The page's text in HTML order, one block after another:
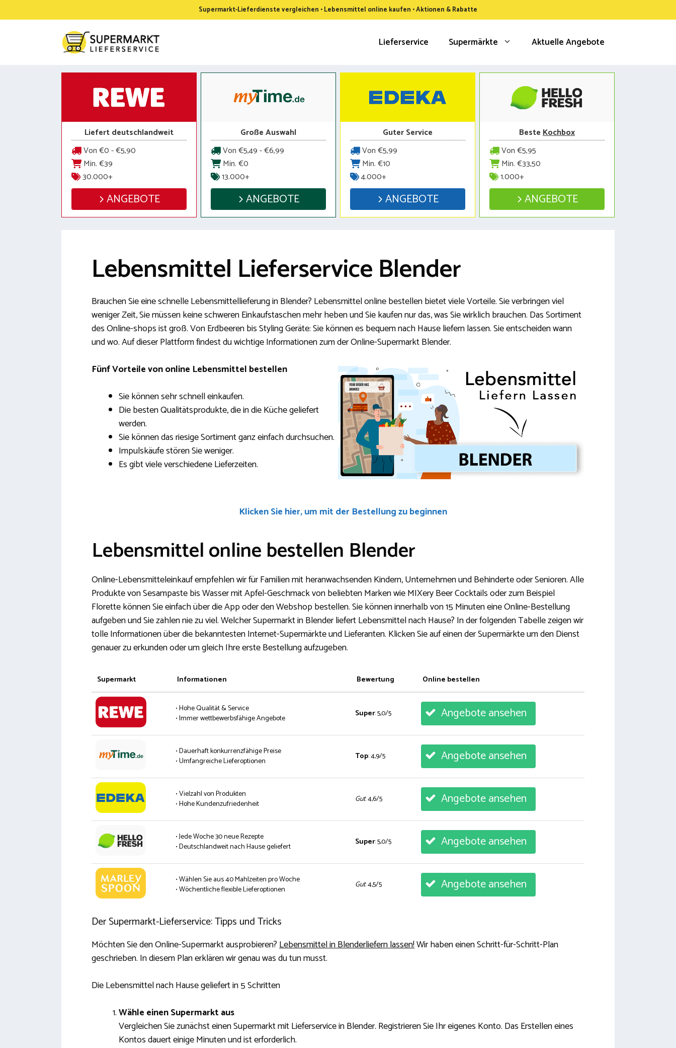
Inhalt
Supermarkt-Lieferdienste vergleichen • Lebensmittel online kaufen • Aktionen & Rabatte
Lieferservice Supermärkte Aktuelle Angebote
Liefert deutschlandweit
Von €0 - €5,90
Min. €39
30.000+
ANGEBOTE
Große Auswahl
Von €5,49 - €6,99
Min. €0
13.000+
ANGEBOTE
Guter Service
Von €5,99
Min. €10
4.000+
ANGEBOTE
BesteKochbox
Von €5,95
Min. €33,50
1.000+
ANGEBOTE
Lebensmittel Lieferservice Blender
Brauchen Sie eine schnelle Lebensmittellieferung in Blender? Lebensmittel online bestellen bietet viele Vorteile. Sie verbringen viel
weniger Zeit, Sie müssen keine schweren Einkaufstaschen mehr heben und Sie kaufen nur das, was Sie wirklich brauchen. Das Sortiment
des Online-shops ist groß. Von Erdbeeren bis Styling Geräte: Sie können es bequem nach Hause liefern lassen. Sie entscheiden wann
und wo. Auf dieser Plattform findest du wichtige Informationen zum der Online-Supermarkt Blender.
Fünf Vorteile von online Lebensmittel bestellen
Sie können sehr schnell einkaufen.
Die besten Qualitätsprodukte, die in die Küche geliefert
werden.
Sie können das riesige Sortiment ganz einfach durchsuchen.
Impulskäufe stören Sie weniger.
Es gibt viele verschiedene Lieferzeiten.
Klicken Sie hier, um mit der Bestellung zu beginnen
Lebensmittel online bestellen Blender
Online-Lebensmitteleinkauf empfehlen wir für Familien mit heranwachsenden Kindern, Unternehmen und Behinderte oder Senioren. Alle
Produkte von Sesampaste bis Wasser mit Apfel-Geschmack von beliebten Marken wie MIXery Beer Cocktails oder zum Beispiel
Florette können Sie einfach über die App oder den Webshop bestellen. Sie können innerhalb von 15 Minuten eine Online-Bestellung
aufgeben und Sie zahlen nie zu viel. Welcher Supermarkt in Blender liefert Lebensmittel nach Hause? In der folgenden Tabelle zeigen wir
tolle Informationen über die bekanntesten Internet-Supermärkte und Lieferanten. Klicken Sie auf einen der Supermärkte um den Dienst
genauer zu erkunden oder um gleich Ihre erste Bestellung aufzugeben.
Supermarkt Informationen Bewertung Online bestellen
• Hohe Qualität & Service
• Immer wettbewerbsfähige Angebote
Super: 5,0/5 Angebote ansehen
• Dauerhaft konkurrenzfähige Preise
• Umfangreiche Lieferoptionen
Top: 4,9/5 Angebote ansehen
• Vielzahl von Produkten
• Hohe Kundenzufriedenheit
Gut: 4,6/5 Angebote ansehen
• Jede Woche 30 neue Rezepte
• Deutschlandweit nach Hause geliefert
Super: 5,0/5 Angebote ansehen
• Wählen Sie aus 40 Mahlzeiten pro Woche
• Wöchentliche flexible Lieferoptionen
Gut: 4,5/5 Angebote ansehen
Der Supermarkt-Lieferservice: Tipps und Tricks
Möchten Sie den Online-Supermarkt ausprobieren?Lebensmittel in Blenderliefern lassen!Wir haben einen Schritt-für-Schritt-Plan
geschrieben. In diesem Plan erklären wir genau was du tun musst.
Die Lebensmittel nach Hause geliefert in 5 Schritten
Wähle einen Supermarkt aus
Vergleichen Sie zunächst einen Supermarkt mit Lieferservice in Blender. Registrieren Sie Ihr eigenes Konto. Das Erstellen eines
Kontos dauert einige Minuten und ist erforderlich.